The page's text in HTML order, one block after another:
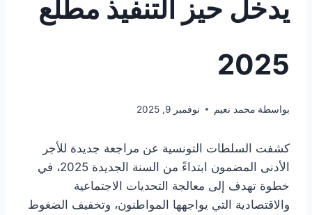
يدخل حيز التنفيذ مطلع
2025
بواسطة محمد نعيم نوفمبر 9, 2025
كشفت السلطات التونسية عن مراجعة جديدة للأجر
الأدنى المضمون ابتداءً من السنة الجديدة 2025، في
خطوة تهدف إلى معالجة التحديات الاجتماعية
والاقتصادية التي يواجهها المواطنون، وتخفيف الضغوط